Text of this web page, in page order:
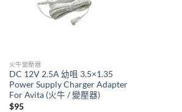
火牛變壓器
DC 12V 2.5A 幼咀 3.5×1.35
Power Supply Charger Adapter
For Avita (火牛 / 變壓器)
$95